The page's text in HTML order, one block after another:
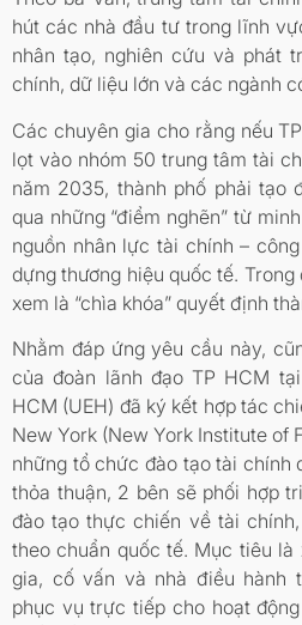
hút các nhà đầu tư trong lĩnh
nhân tạo, nghiên cứu và phát
chính, dữ liệu lớn và các ngành
Các chuyên gia cho rằng nếu
lọt vào nhóm 50 trung tâm tài
năm 2035, thành phố phải tạo
qua những “điểm nghẽn” từ
nguồn nhân lực tài chính –
dựng thương hiệu quốc tế.
xem là “chìa khóa” quyết định
Nhằm đáp ứng yêu cầu này,
của đoàn lãnh đạo TP HCM
HCM (UEH) đã ký kết hợp tác
New York (New York Institute of
những tổ chức đào tạo tài chính
thỏa thuận, 2 bên sẽ phối hợp
đào tạo thực chiến về tài
theo chuẩn quốc tế. Mục tiêu
gia, cố vấn và nhà điều hành
phục vụ trực tiếp cho hoạt